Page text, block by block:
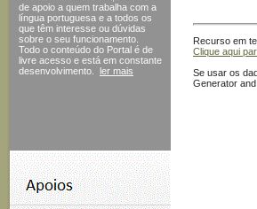
de apoio a quem trabalha com a
língua portuguesa e a todos os
que têm interesse ou dúvidas
sobre o seu funcionamento.
Todo o conteúdo do Portal é de
livre acesso e está em constante
desenvolvimento.
ler mais
Recurso em
Clique aqui
Se usar os
Generator